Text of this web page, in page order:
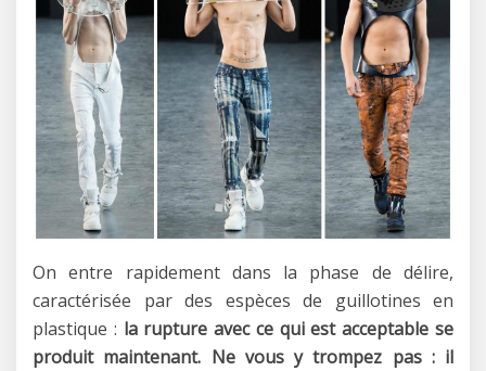
On entre rapidement dans la phase de délire,
caractérisée par des espèces de guillotines en
plastique : la rupture avec ce qui est acceptable se
produit maintenant. Ne vous y trompez pas : il